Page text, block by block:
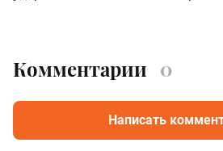
Комментарии 0
Написать